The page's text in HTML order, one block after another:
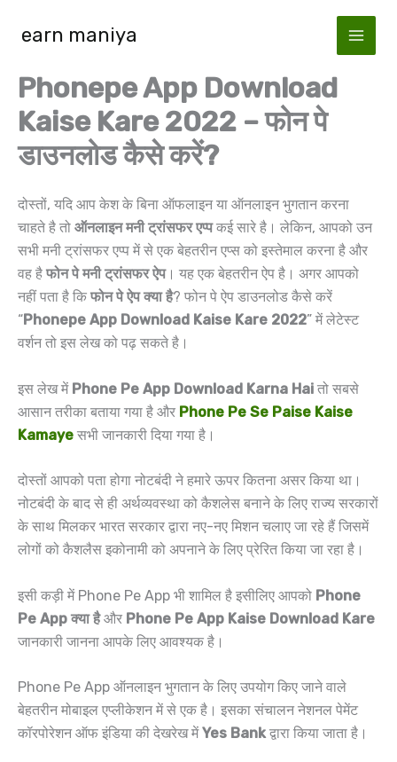
earn maniya
Phonepe App Download
Kaise Kare 2022 – फोन पे
डाउनलोड कैसे करें?
दोस्तों, यदि आप केश के बिना ऑफलाइन या ऑनलाइन भुगतान करना
चाहते है तो ऑनलाइन मनी ट्रांसफर एप्पकई सारे है। लेकिन, आपको उन
सभी मनी ट्रांसफर एप्प में से एक बेहतरीन एप्स को इस्तेमाल करना है और
वह है फोन पे मनी ट्रांसफर ऐप। यह एक बेहतरीन ऐप है। अगर आपको
नहीं पता है कि फोन पे ऐप क्या है? फोन पे ऐप डाउनलोड कैसे करें
“Phonepe App Download Kaise Kare 2022” में लेटेस्ट
वर्शन तो इस लेख को पढ़ सकते है।
इस लेख में Phone Pe App Download Karna Hai तो सबसे
आसान तरीका बताया गया है और Phone Pe Se Paise Kaise
Kamaye सभी जानकारी दिया गया है।
दोस्तों आपको पता होगा नोटबंदी ने हमारे ऊपर कितना असर किया था।
नोटबंदी के बाद से ही अर्थव्यवस्था को कैशलेस बनाने के लिए राज्य सरकारों
के साथ मिलकर भारत सरकार द्वारा नए-नए मिशन चलाए जा रहे हैं जिसमें
लोगों को कैशलैस इकोनामी को अपनाने के लिए प्रेरित किया जा रहा है।
इसी कड़ी में Phone Pe App भी शामिल है इसीलिए आपको Phone
Pe App क्या हैऔर Phone Pe App Kaise Download Kare
जानकारी जानना आपके लिए आवश्यक है।
Phone Pe App ऑनलाइन भुगतान के लिए उपयोग किए जाने वाले
बेहतरीन मोबाइल एप्लीकेशन में से एक है। इसका संचालन नेशनल पेमेंट
कॉरपोरेशन ऑफ इंडिया की देखरेख मेंYes Bankद्वारा किया जाता है।